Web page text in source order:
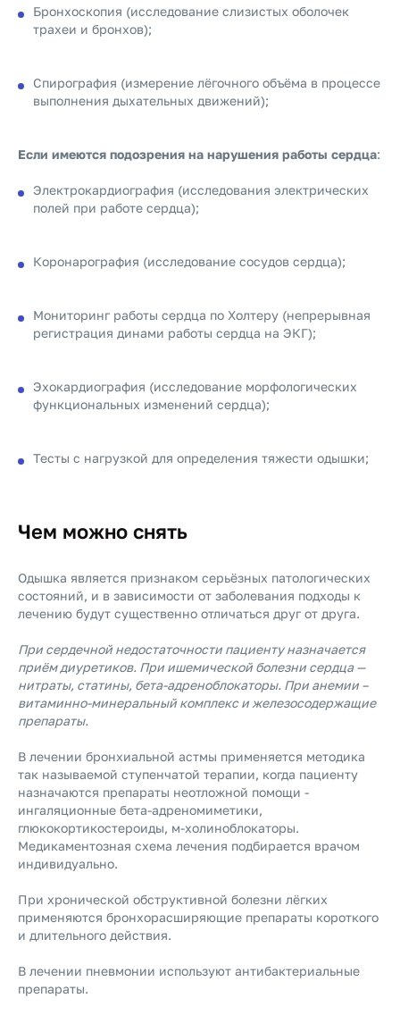
Бронхоскопия (исследование слизистых оболочек
трахеи и бронхов);
Спирография (измерение лёгочного объёма в процессе
выполнения дыхательных движений);
Если имеются подозрения на нарушения работы сердца:
Электрокардиография (исследования электрических
полей при работе сердца);
Коронарография (исследование сосудов сердца);
Мониторинг работы сердца по Холтеру (непрерывная
регистрация динами работы сердца на ЭКГ);
Эхокардиография (исследование морфологических
функциональных изменений сердца);
Тесты с нагрузкой для определения тяжести одышки;
Чем можно снять
Одышка является признаком серьёзных патологических
состояний, и в зависимости от заболевания подходы к
лечению будут существенно отличаться друг от друга.
При сердечной недостаточности пациенту назначается
приём диуретиков. При ишемической болезни сердца —
нитраты, статины, бета-адреноблокаторы. При анемии –
витаминно-минеральный комплекс и железосодержащие
препараты.
В лечении бронхиальной астмы применяется методика
так называемой ступенчатой терапии, когда пациенту
назначаются препараты неотложной помощи -
ингаляционные бета-адреномиметики,
глюкокортикостероиды, м-холиноблокаторы.
Медикаментозная схема лечения подбирается врачом
индивидуально.
При хронической обструктивной болезни лёгких
применяются бронхорасширяющие препараты короткого
и длительного действия.
В лечении пневмонии используют антибактериальные
препараты.